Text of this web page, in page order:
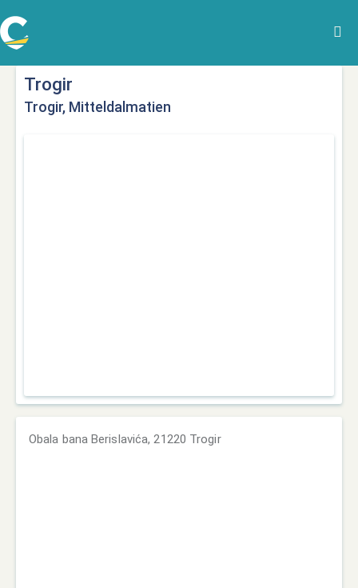
Trogir
Trogir, Mitteldalmatien
Obala bana Berislavića, 21220 Trogir